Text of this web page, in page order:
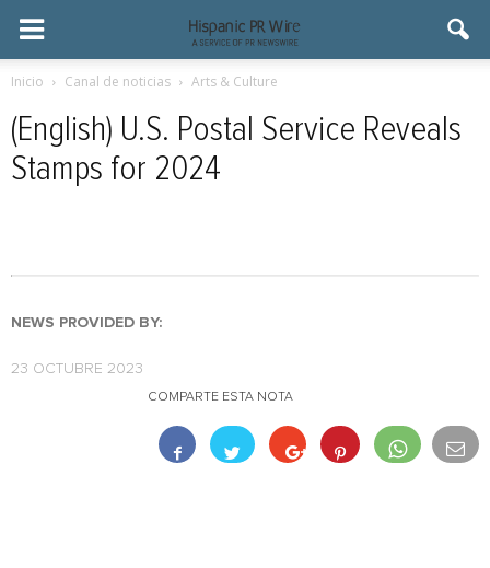
Inicio Canal de noticias Arts & Culture
(English) U.S. Postal Service Reveals
Stamps for 2024
NEWS PROVIDED BY:
23 OCTUBRE 2023
COMPARTE ESTA NOTA